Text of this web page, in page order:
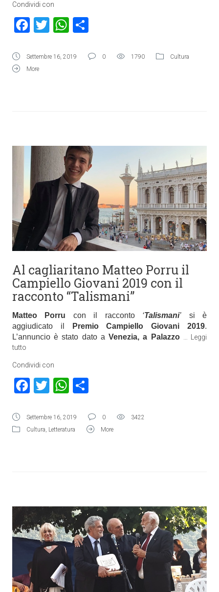
Condividi con
Facebook
TwitterWhatsApp
Settembre 16, 2019 0 1790
Cultura
More
Al cagliaritano Matteo Porru il
Campiello Giovani 2019 con il
racconto “Talismani”
Matteo Porru con il racconto‘Talismani’ si è
aggiudicato il
Premio Campiello Giovani 2019.
L’annuncio è stato dato aVenezia, a Palazzo
Leggi
tutto
Condividi con
Facebook
TwitterWhatsApp
Settembre 16, 2019 0
3422
Cultura, Letteratura More